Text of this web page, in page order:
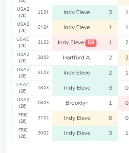
USA2
(26)
11.04 Indy Eleve 3 1
USA2
(26)
04.04 Indy Eleve 1 1
USAC
(26)
31.03 Indy Eleve 59 1 2
USA2
(26)
28.03 Hartford A 2 2
USA2
(26)
21.03 Indy Eleve 2 1
USAC
(26)
18.03 Indy Eleve 3 0
USA2
(26)
08.03 Brooklyn 1 0
FRIC
(26)
27.02 Indy Eleve 0 0
FRIC
(26)
20.02 Indy Eleve 3 1